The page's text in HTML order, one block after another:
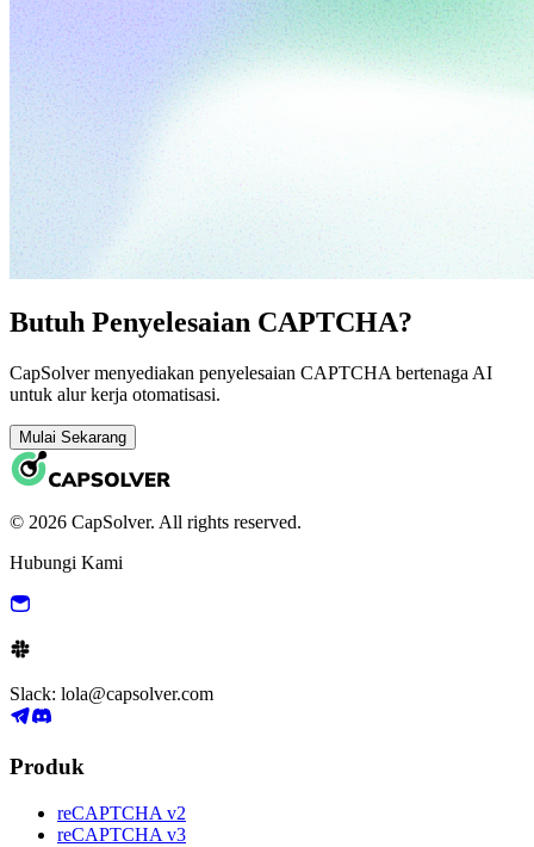
Butuh Penyelesaian CAPTCHA?
CapSolver menyediakan penyelesaian CAPTCHA bertenaga AI
untuk alur kerja otomatisasi.
Mulai Sekarang
© 2026 CapSolver. All rights reserved.
Hubungi Kami
Slack: lola@capsolver.com
Produk
reCAPTCHA v2
reCAPTCHA v3